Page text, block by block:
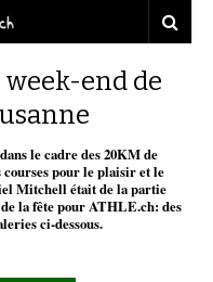
week-end de
le cadre des 20KM de
courses pour le plaisir et le
Mitchell était de la partie
la fête pour ATHLE.ch: des
ci-dessous.